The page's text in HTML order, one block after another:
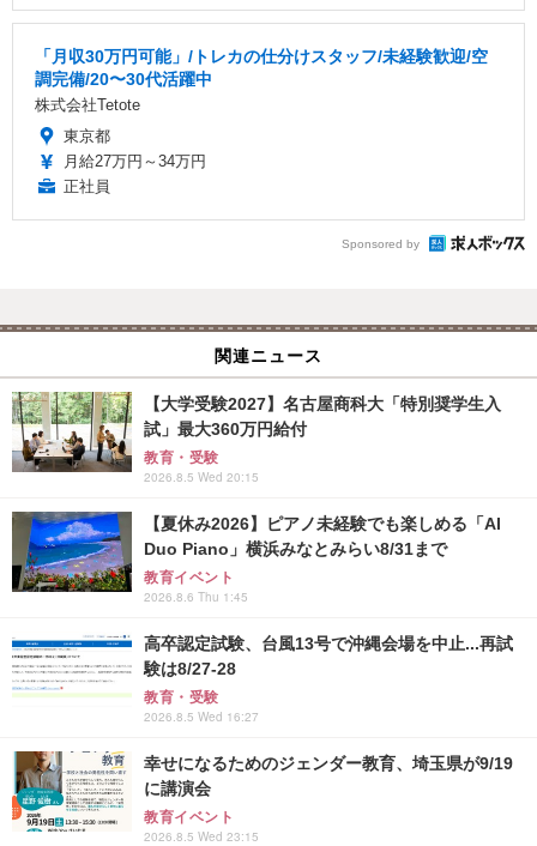
「月収30万円可能」/トレカの仕分けスタッフ/未経験歓迎/空
調完備/20〜30代活躍中
株式会社Tetote
東京都
月給27万円～34万円
正社員
Sponsored by
関連ニュース
【大学受験2027】名古屋商科大「特別奨学生入
試」最大360万円給付
教育・受験
2026.8.5 Wed 20:15
【夏休み2026】ピアノ未経験でも楽しめる「AI
Duo Piano」横浜みなとみらい8/31まで
教育イベント
2026.8.6 Thu 1:45
高卒認定試験、台風13号で沖縄会場を中止...再試
験は8/27-28
教育・受験
2026.8.5 Wed 16:27
幸せになるためのジェンダー教育、埼玉県が9/19
に講演会
教育イベント
2026.8.5 Wed 23:15